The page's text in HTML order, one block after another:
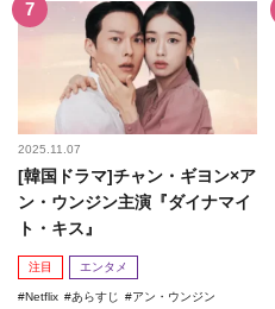
2025.11.07
[韓国ドラマ]チャン・ギヨン×ア
ン・ウンジン主演『ダイナマイ
ト・キス』
注目 エンタメ
Netflix あらすじ アン・ウンジン